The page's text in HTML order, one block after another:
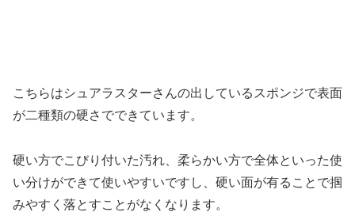
こちらはシュアラスターさんの出しているスポンジで表面
が二種類の硬さでできています。
硬い方でこびり付いた汚れ、柔らかい方で全体といった使
い分けができて使いやすいですし、硬い面が有ることで掴
みやすく落とすことがなくなります。